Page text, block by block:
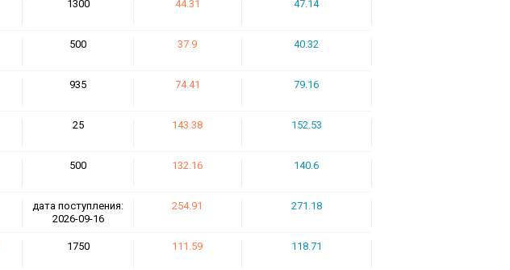
1300 44.31 47.14
500 37.9 40.32
935 74.41 79.16
25 143.38 152.53
500 132.16 140.6
дата поступления:
2026-09-16
254.91 271.18
1750 111.59 118.71